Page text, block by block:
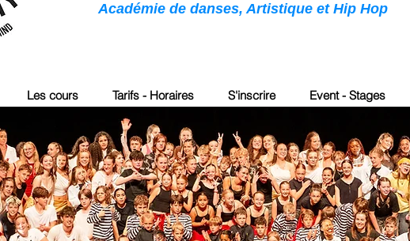
Les cours Tarifs - Horaires S'inscrire Event - Stages
Académie de danses, Artistique et Hip Hop